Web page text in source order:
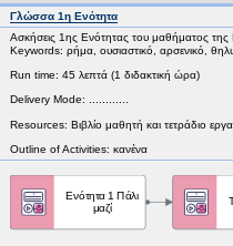
Γλώσσα 1η Ενότητα
Ασκήσεις 1ης Ενότητας του μαθήματος
Keywords: ρήμα, ουσιαστικό, αρσενικό,
Run time: 45 λεπτά (1 διδακτική ώρα)
Delivery Mode: ............
Resources: Βιβλίο μαθητή και τετράδιο
Outline of Activities: κανένα